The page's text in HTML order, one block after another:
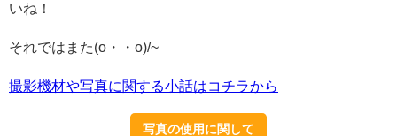
いね！
それではまた(o・・o)/~
撮影機材や写真に関する小話はコチラから
写真の使用に関して